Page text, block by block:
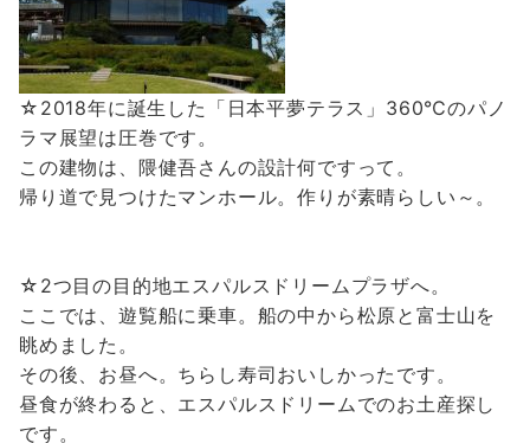
☆2018年に誕生した「日本平夢テラス」360℃のパノ
ラマ展望は圧巻です。
この建物は、隈健吾さんの設計何ですって。
帰り道で見つけたマンホール。作りが素晴らしい～。
☆2つ目の目的地エスパルスドリームプラザへ。
ここでは、遊覧船に乗車。船の中から松原と富士山を
眺めました。
その後、お昼へ。ちらし寿司おいしかったです。
昼食が終わると、エスパルスドリームでのお土産探し
です。